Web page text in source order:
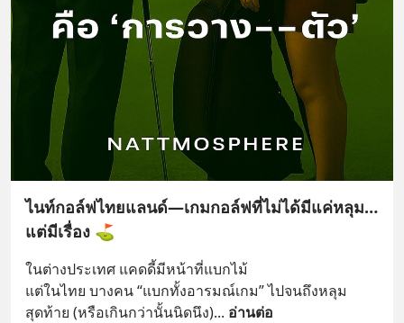
ไนท์กอล์ฟไทยแลนด์—เกมกอล์ฟที่ไม่ได้มีแค่หลุม…
แต่มีเรื่อง ⛳️
ในต่างประเทศ แคดดี้มีหน้าที่แบกไม้
แต่ในไทย บางคน “แบกทั้งอารมณ์เกม” ไปจนถึงหลุม
สุดท้าย (หรือเกินกว่านั้นนิดนึง)... อ่านต่อ